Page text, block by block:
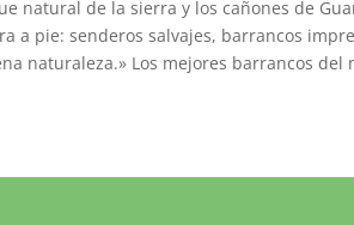
natural de la sierra y los cañones de
a pie: senderos salvajes, barrancos
naturaleza.» Los mejores barrancos del